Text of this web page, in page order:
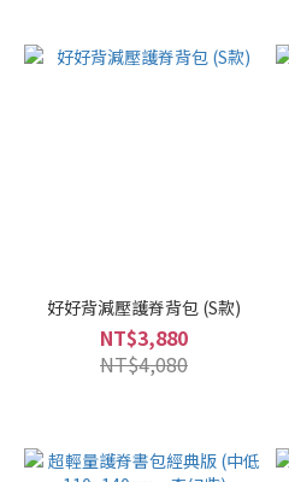
好好背減壓護脊背包 (S款)
NT$3,880
NT$4,080